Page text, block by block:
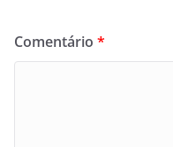
Comentário *